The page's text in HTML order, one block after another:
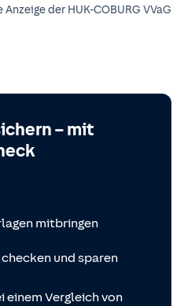
Anzeige der HUK-COBURG VVaG
– mit
mitbringen
und sparen
einem Vergleich von